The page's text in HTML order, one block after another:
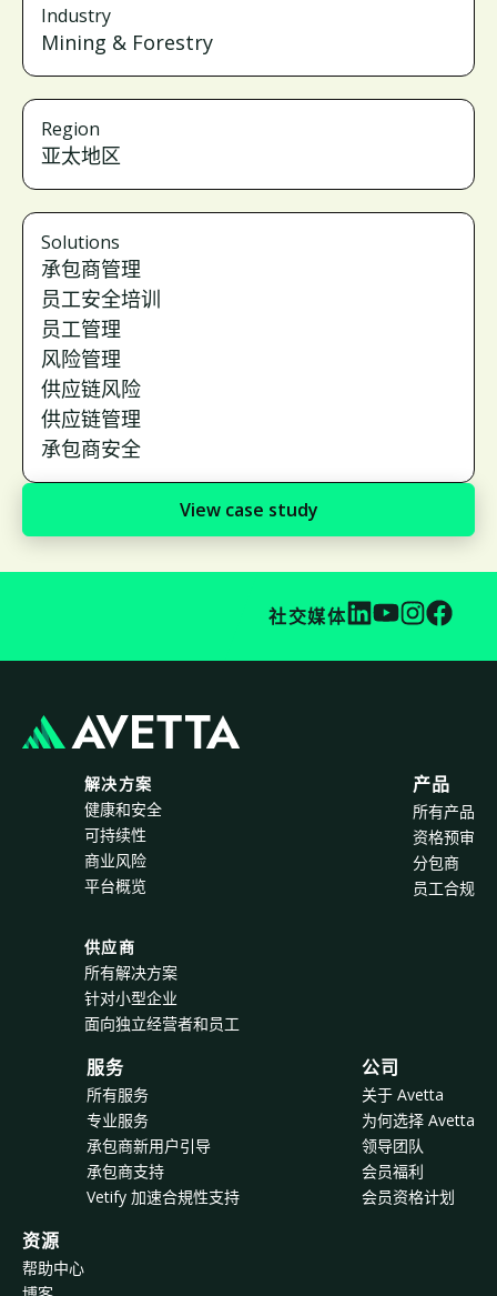
Industry
Mining & Forestry
Region
亚太地区
Solutions
承包商管理
员工安全培训
员工管理
风险管理
供应链风险
供应链管理
承包商安全
View case study
社交媒体
解决方案
健康和安全
可持续性
商业风险
平台概览
供应商
所有解决方案
针对小型企业
面向独立经营者和员工
产品
所有产品
资格预审
分包商
员工合规
服务
所有服务
专业服务
承包商新用户引导
承包商支持
Vetify 加速合規性支持
公司
关于 Avetta
为何选择 Avetta
领导团队
会员福利
会员资格计划
资源
帮助中心